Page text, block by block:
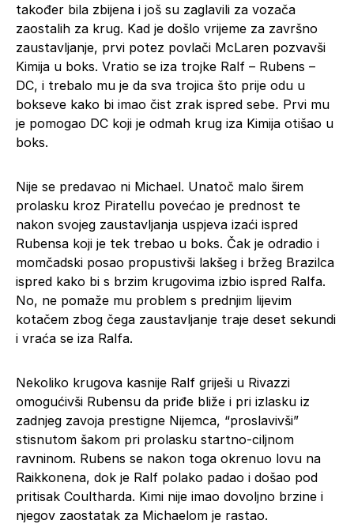
također bila zbijena i još su zaglavili za vozača
zaostalih za krug. Kad je došlo vrijeme za završno
zaustavljanje, prvi potez povlači McLaren pozvavši
Kimija u boks. Vratio se iza trojke Ralf – Rubens –
DC, i trebalo mu je da sva trojica što prije odu u
bokseve kako bi imao čist zrak ispred sebe. Prvi mu
je pomogao DC koji je odmah krug iza Kimija otišao u
boks.
Nije se predavao ni Michael. Unatoč malo širem
prolasku kroz Piratellu povećao je prednost te
nakon svojeg zaustavljanja uspjeva izaći ispred
Rubensa koji je tek trebao u boks. Čak je odradio i
momčadski posao propustivši lakšeg i bržeg Brazilca
ispred kako bi s brzim krugovima izbio ispred Ralfa.
No, ne pomaže mu problem s prednjim lijevim
kotačem zbog čega zaustavljanje traje deset sekundi
i vraća se iza Ralfa.
Nekoliko krugova kasnije Ralf griješi u Rivazzi
omogućivši Rubensu da priđe bliže i pri izlasku iz
zadnjeg zavoja prestigne Nijemca, “proslavivši”
stisnutom šakom pri prolasku startno-ciljnom
ravninom. Rubens se nakon toga okrenuo lovu na
Raikkonena, dok je Ralf polako padao i došao pod
pritisak Coultharda. Kimi nije imao dovoljno brzine i
njegov zaostatak za Michaelom je rastao.